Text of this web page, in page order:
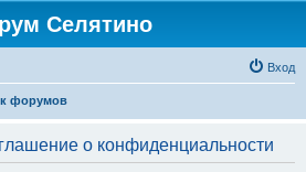
Селятино
Вход
форумов
о конфиденциальности